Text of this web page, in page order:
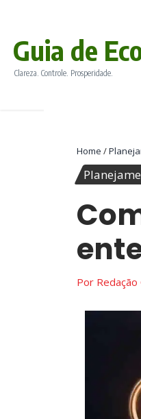
Guia de
Clareza. Controle. Prosperidade.
Home /
Por Redação